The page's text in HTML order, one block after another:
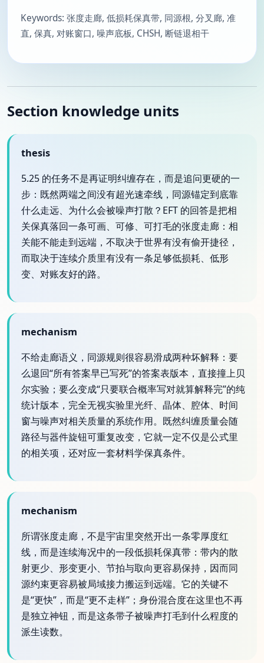
Keywords: 张度走廊, 低损耗保真带, 同源根, 分叉廊, 准
直, 保真, 对账窗口, 噪声底板, CHSH, 断链退相干
Section knowledge units
thesis
5.25 的任务不是再证明纠缠存在，而是追问更硬的一
步：既然两端之间没有超光速牵线，同源锚定到底靠
什么走远、为什么会被噪声打散？EFT 的回答是把相
关保真落回一条可画、可修、可打毛的张度走廊：相
关能不能走到远端，不取决于世界有没有偷开捷径，
而取决于连续介质里有没有一条足够低损耗、低形
变、对账友好的路。
mechanism
不给走廊语义，同源规则很容易滑成两种坏解释：要
么退回“所有答案早已写死”的答案表版本，直接撞上贝
尔实验；要么变成“只要联合概率写对就算解释完”的纯
统计版本，完全无视实验里光纤、晶体、腔体、时间
窗与噪声对相关质量的系统作用。既然纠缠质量会随
路径与器件旋钮可重复改变，它就一定不仅是公式里
的相关项，还对应一套材料学保真条件。
mechanism
所谓张度走廊，不是宇宙里突然开出一条零厚度红
线，而是连续海况中的一段低损耗保真带：带内的散
射更少、形变更小、节拍与取向更容易保持，因而同
源约束更容易被局域接力搬运到远端。它的关键不
是“更快”，而是“更不走样”；身份混合度在这里也不再
是独立神钮，而是这条带子被噪声打毛到什么程度的
派生读数。